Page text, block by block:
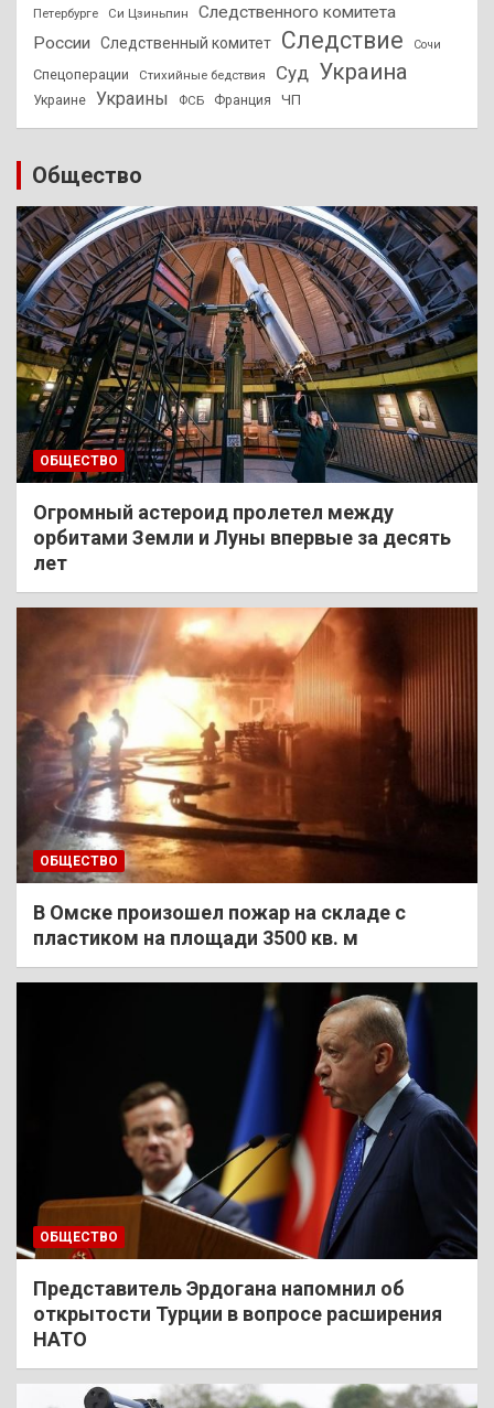
Петербурге
Си Цзиньпин
Следственного комитета
России
Следственный комитет Следствие Сочи
Спецоперации Стихийные бедствия Суд Украина
Украине Украины ФСБ Франция ЧП
Общество
ОБЩЕСТВО
Огромный астероид пролетел между
орбитами Земли и Луны впервые за десять
лет
ОБЩЕСТВО
В Омске произошел пожар на складе с
пластиком на площади 3500 кв. м
ОБЩЕСТВО
Представитель Эрдогана напомнил об
открытости Турции в вопросе расширения
НАТО